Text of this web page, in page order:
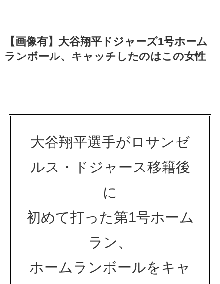
【画像有】大谷翔平ドジャーズ1号ホーム
ランボール、キャッチしたのはこの女性
大谷翔平選手がロサンゼ
ルス・ドジャース移籍後
に
初めて打った第1号ホーム
ラン、
ホームランボールをキャ